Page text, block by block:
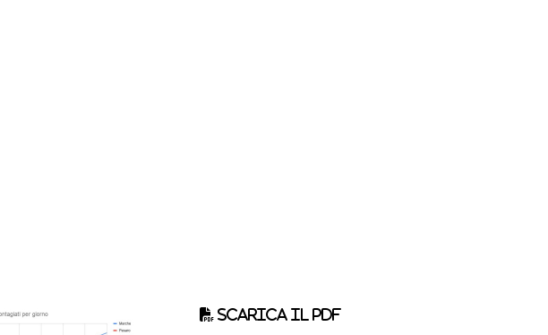
Scarica il pdf